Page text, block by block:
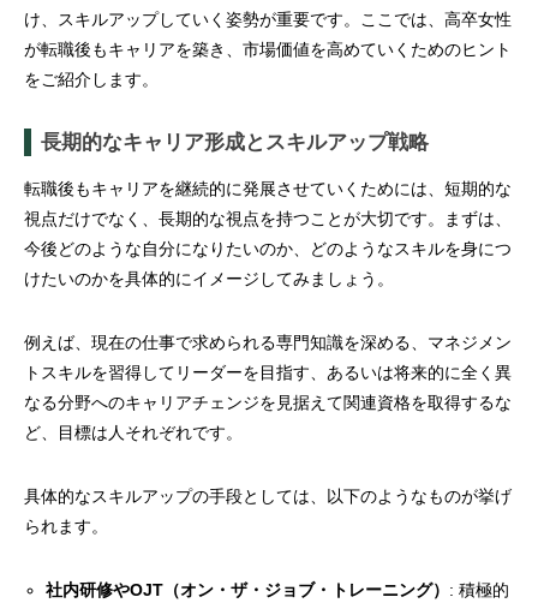
け、スキルアップしていく姿勢が重要です。ここでは、高卒女性
が転職後もキャリアを築き、市場価値を高めていくためのヒント
をご紹介します。
長期的なキャリア形成とスキルアップ戦略
転職後もキャリアを継続的に発展させていくためには、短期的な
視点だけでなく、長期的な視点を持つことが大切です。まずは、
今後どのような自分になりたいのか、どのようなスキルを身につ
けたいのかを具体的にイメージしてみましょう。
例えば、現在の仕事で求められる専門知識を深める、マネジメン
トスキルを習得してリーダーを目指す、あるいは将来的に全く異
なる分野へのキャリアチェンジを見据えて関連資格を取得するな
ど、目標は人それぞれです。
具体的なスキルアップの手段としては、以下のようなものが挙げ
られます。
社内研修やOJT（オン・ザ・ジョブ・トレーニング） : 積極的